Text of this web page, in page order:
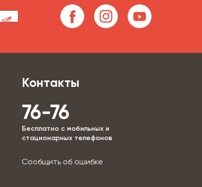
Контакты
76-76
Бесплатно с мобильных и
стационарных телефонов
Сообщить об ошибке